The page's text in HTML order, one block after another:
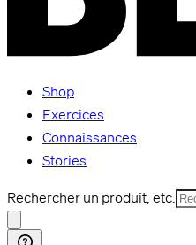
Shop
Exercices
Connaissances
Stories
Rechercher un produit, etc.